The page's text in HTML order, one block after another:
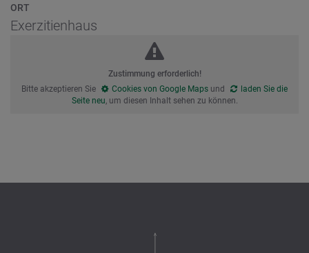
ORT
Exerzitienhaus
Zustimmung erforderlich!
Bitte akzeptieren Sie
Cookies von Google Maps und
laden Sie die
Seite neu, um diesen Inhalt sehen zu können.